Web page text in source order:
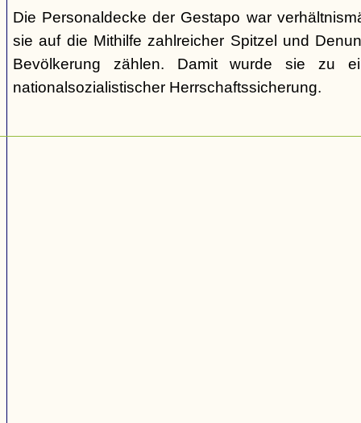
Die Personaldecke der Gestapo war
sie auf die Mithilfe zahlreicher Spitzel und
Bevölkerung zählen. Damit wurde sie zu
nationalsozialistischer Herrschaftssicherung.